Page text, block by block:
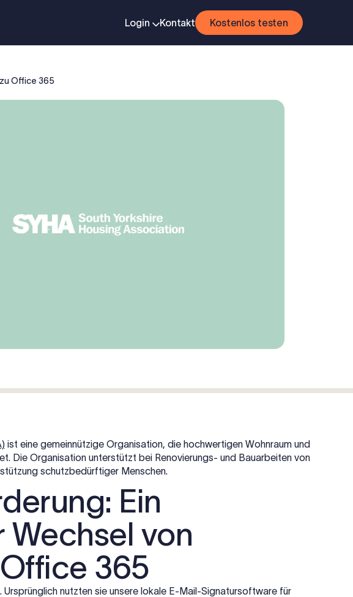
Login Kontakt Kostenlos testen
Office 365
ist eine gemeinnützige Organisation, die hochwertigen Wohnraum und
Die Organisation unterstützt bei Renovierungs- und Bauarbeiten von
schutzbedürftiger Menschen.
Ein
Wechsel von
365
nutzten sie unsere lokale E-Mail-Signatursoftware für